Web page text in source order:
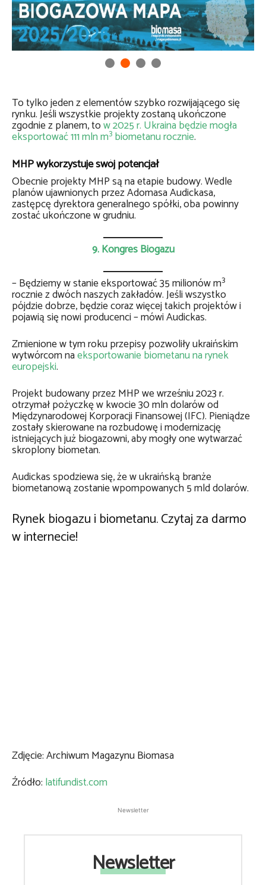
To tylko jeden z elementów szybko rozwijającego się
rynku. Jeśli wszystkie projekty zostaną ukończone
zgodnie z planem, tow 2025 r. Ukraina będzie mogła
eksportować 111 mln m3 biometanu rocznie.
MHP wykorzystuje swój potencjał
Obecnie projekty MHP są na etapie budowy. Wedle
planów ujawnionych przez Adomasa Audickasa,
zastępcę dyrektora generalnego spółki, oba powinny
zostać ukończone w grudniu.
9. Kongres Biogazu
– Będziemy w stanie eksportować 35 milionów m3
rocznie z dwóch naszych zakładów. Jeśli wszystko
pójdzie dobrze, będzie coraz więcej takich projektów i
pojawią się nowi producenci – mówi Audickas.
Zmienione w tym roku przepisy pozwoliły ukraińskim
wytwórcom naeksportowanie biometanu na rynek
europejski.
Projekt budowany przez MHP we wrześniu 2023 r.
otrzymał pożyczkę w kwocie 30 mln dolarów od
Międzynarodowej Korporacji Finansowej (IFC). Pieniądze
zostały skierowane na rozbudowę i modernizację
istniejących już biogazowni, aby mogły one wytwarzać
skroplony biometan.
Audickas spodziewa się, że w ukraińską branże
biometanową zostanie wpompowanych 5 mld dolarów.
Rynek biogazu i biometanu. Czytaj za darmo
w internecie!
Zdjęcie: Archiwum Magazynu Biomasa
Źródło: latifundist.com
Newsletter
Newsletter